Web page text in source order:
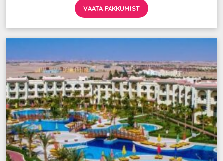
VAATA PAKKUMIST